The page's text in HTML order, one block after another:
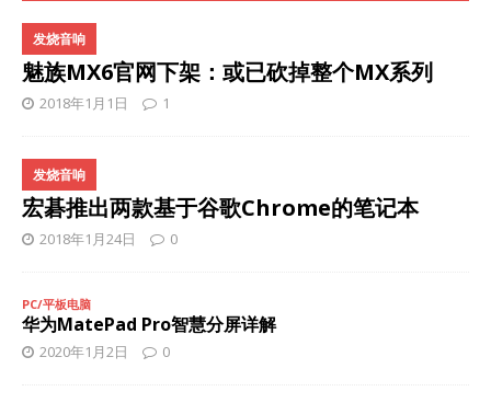
魅族MX6官网下架：或已砍掉整个MX系列
发烧音响
2018年1月1日 1
宏碁推出两款基于谷歌Chrome的笔记本
发烧音响
2018年1月24日 0
PC/平板电脑
华为MatePad Pro智慧分屏详解
2020年1月2日 0